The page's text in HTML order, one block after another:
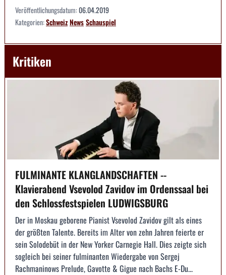
Veröffentlichungsdatum:06.04.2019
Kategorien:SchweizNewsSchauspiel
Kritiken
FULMINANTE KLANGLANDSCHAFTEN --
Klavierabend Vsevolod Zavidov im Ordenssaal bei
den Schlossfestspielen LUDWIGSBURG
Der in Moskau geborene Pianist Vsevolod Zavidov gilt als eines
der größten Talente. Bereits im Alter von zehn Jahren feierte er
sein Solodebüt in der New Yorker Carnegie Hall. Dies zeigte sich
sogleich bei seiner fulminanten Wiedergabe von Sergej
Rachmaninows Prelude, Gavotte & Gigue nach Bachs E-Du...